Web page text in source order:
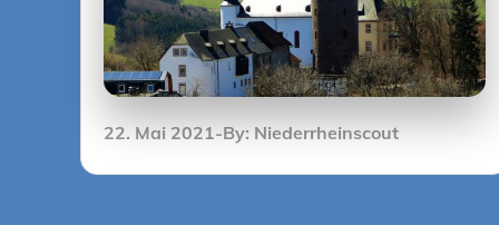
Posted
22. Mai 2021 By: Niederrheinscout